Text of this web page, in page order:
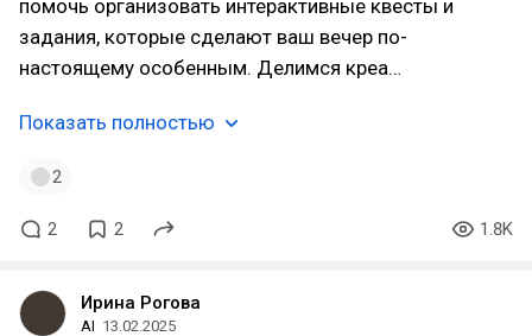
помочь организовать интерактивные квесты и
задания, которые сделают ваш вечер по-
настоящему особенным. Делимся креа…
Показать полностью
2
2 2 1.8K
Ирина Рогова
AI 13.02.2025